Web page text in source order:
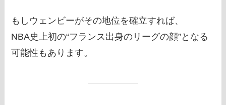
もしウェンビーがその地位を確立すれば、
NBA史上初の“フランス出身のリーグの顔”となる
可能性もあります。